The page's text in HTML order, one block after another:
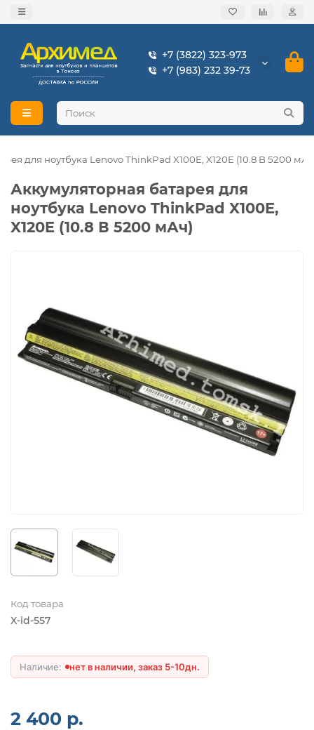
+7 (3822) 323-973
+7 (983) 232 39-73
для ноутбука Lenovo ThinkPad X100E, X120E (10.8 В 5200
Аккумуляторная батарея для
ноутбука Lenovo ThinkPad X100E,
X120E (10.8 В 5200 мАч)
Код товара
X-id-557
нет в наличии, заказ 5-10дн.
2 400 р.